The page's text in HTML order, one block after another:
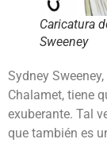
Caricatura
Sweeney
Sydney
Chalamet, tiene
exuberante. Tal
que también es